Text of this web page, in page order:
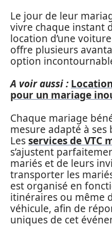
Le jour de leur
vivre chaque instant
location d’une
offre plusieurs
option
A voir aussi :
pour un mariage
Chaque mariage
mesure adapté à ses
Lesservices de VTC
s’ajustent
mariés et de leurs
transporter les
est organisé en
itinéraires ou même
véhicule, afin de
uniques de cet